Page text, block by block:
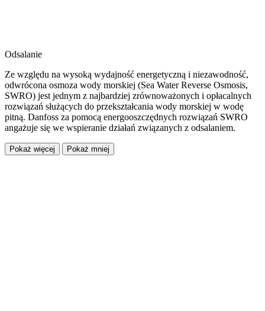
Odsalanie
Ze względu na wysoką wydajność energetyczną i niezawodność,
odwrócona osmoza wody morskiej (Sea Water Reverse Osmosis,
SWRO) jest jednym z najbardziej zrównoważonych i opłacalnych
rozwiązań służących do przekształcania wody morskiej w wodę
pitną. Danfoss za pomocą energooszczędnych rozwiązań SWRO
angażuje się we wspieranie działań związanych z odsalaniem.
Pokaż więcej Pokaż mniej